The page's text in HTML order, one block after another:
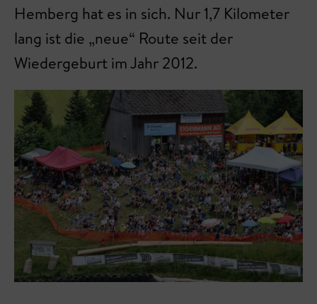
Hemberg hat es in sich. Nur 1,7 Kilometer
lang ist die „neue“ Route seit der
Wiedergeburt im Jahr 2012.